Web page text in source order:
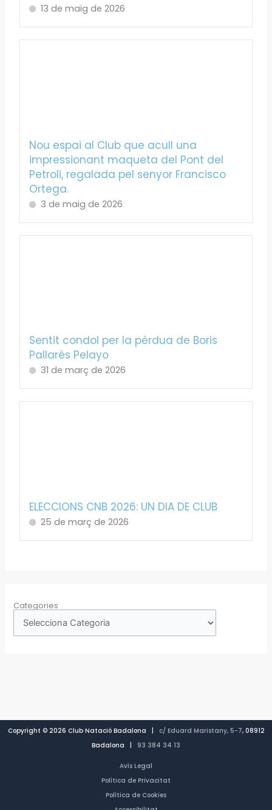
13 de maig de 2026
Nou espai al Club que acull una
impressionant maqueta del Pont del
Petroli, regalada pel senyor Francisco
Ortega.
3 de maig de 2026
Sentit condol per la pèrdua de Boris
Pallarès Pelayo
31 de març de 2026
ELECCIONS CNB 2026: UN DIA DE CLUB
25 de març de 2026
Categories
Copyright © 2026 Club Natació Badalona | c/ Eduard Maristany, 5-7, 08912
Badalona | 93 384 34 13
Avís Legal
Política de Privacitat
Política de Cookies